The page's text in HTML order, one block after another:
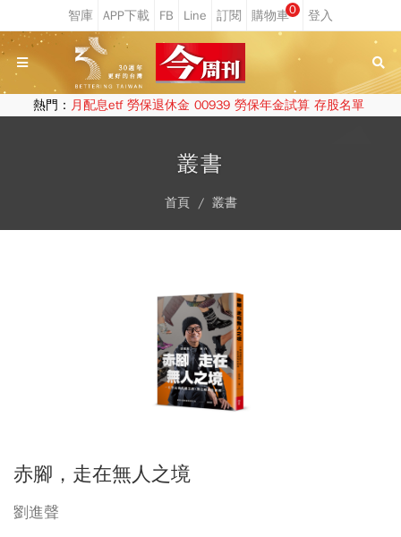
0
熱門： 月配息etf 勞保退休金 00939 勞保年金試算 存股名單
叢書
首頁 叢書
赤腳，走在無人之境
劉進聲